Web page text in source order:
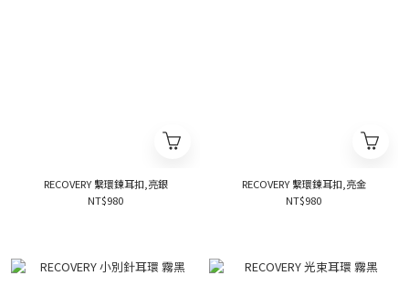
RECOVERY 繫環鍊耳扣,亮銀
NT$980
RECOVERY 繫環鍊耳扣,亮金
NT$980